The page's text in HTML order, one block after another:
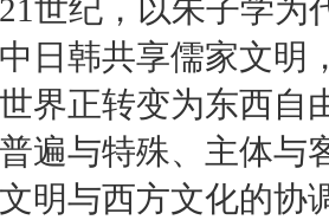
世纪，以朱子学为
日韩共享儒家文明
界正转变为东西自
遍与特殊、主体与
明与西方文化的协